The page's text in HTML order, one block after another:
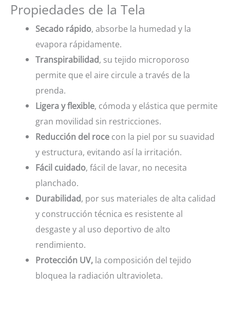
Propiedades de la Tela
Secado rápido, absorbe la humedad y la
evapora rápidamente.
Transpirabilidad, su tejido microporoso
permite que el aire circule a través de la
prenda.
Ligera y flexible, cómoda y elástica que permite
gran movilidad sin restricciones.
Reducción del roce con la piel por su suavidad
y estructura, evitando así la irritación.
Fácil cuidado, fácil de lavar, no necesita
planchado.
Durabilidad, por sus materiales de alta calidad
y construcción técnica es resistente al
desgaste y al uso deportivo de alto
rendimiento.
Protección UV, la composición del tejido
bloquea la radiación ultravioleta.